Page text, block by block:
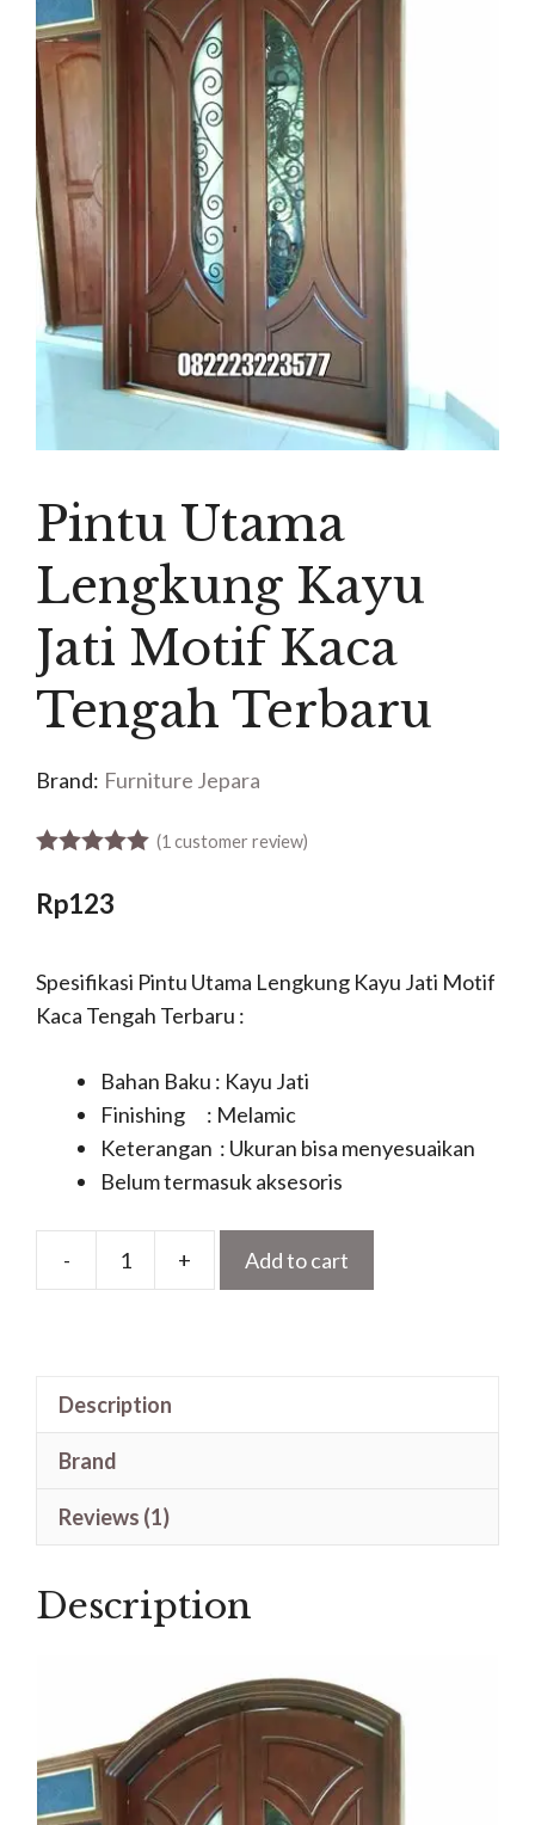
Pintu Utama
Lengkung Kayu
Jati Motif Kaca
Tengah Terbaru
Brand: Furniture Jepara
(1 customer review)
Rp123
Spesifikasi Pintu Utama Lengkung Kayu Jati Motif
Kaca Tengah Terbaru :
Bahan Baku : Kayu Jati
Finishing : Melamic
Keterangan : Ukuran bisa menyesuaikan
Belum termasuk aksesoris
-
Pintu
Terbaru
+ Add to cart
Description
Brand
Reviews (1)
Description